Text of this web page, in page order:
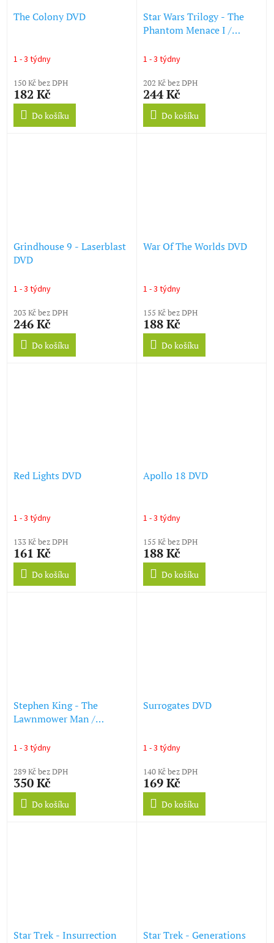
The Colony DVD
1 - 3 týdny
150 Kč bez DPH
182 Kč
Do košíku
Star Wars Trilogy - The
Phantom Menace I /
Revenge Of The Sith III
1 - 3 týdny
202 Kč bez DPH
244 Kč
Do košíku
Grindhouse 9 - Laserblast
DVD
1 - 3 týdny
203 Kč bez DPH
246 Kč
Do košíku
War Of The Worlds DVD
1 - 3 týdny
155 Kč bez DPH
188 Kč
Do košíku
Red Lights DVD
1 - 3 týdny
133 Kč bez DPH
161 Kč
Do košíku
Apollo 18 DVD
1 - 3 týdny
155 Kč bez DPH
188 Kč
Do košíku
Stephen King - The
Lawnmower Man /
Beyond Cyberspace DVD
1 - 3 týdny
289 Kč bez DPH
350 Kč
Do košíku
Surrogates DVD
1 - 3 týdny
140 Kč bez DPH
169 Kč
Do košíku
Star Trek - Insurrection
Star Trek - Generations